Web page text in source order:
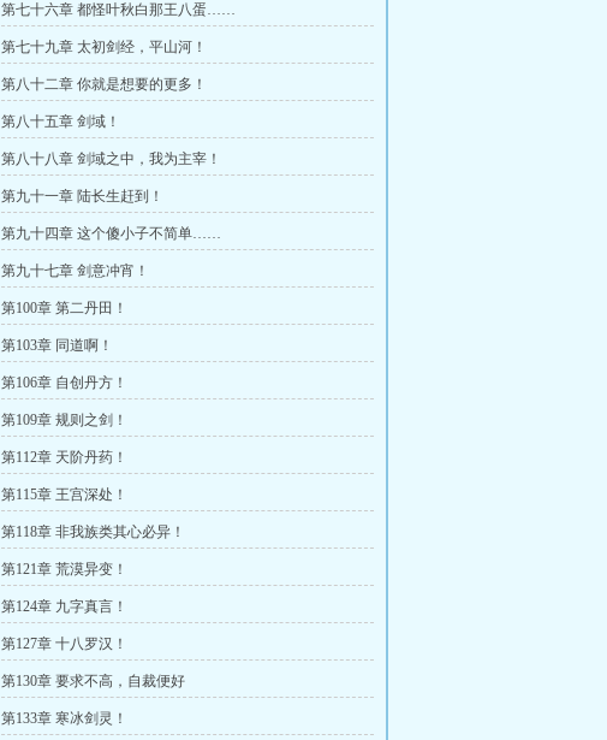
第七十六章 都怪叶秋白那王八蛋……
第七十九章 太初剑经，平山河！
第八十二章 你就是想要的更多！
第八十五章 剑域！
第八十八章 剑域之中，我为主宰！
第九十一章 陆长生赶到！
第九十四章 这个傻小子不简单……
第九十七章 剑意冲宵！
第100章 第二丹田！
第103章 同道啊！
第106章 自创丹方！
第109章 规则之剑！
第112章 天阶丹药！
第115章 王宫深处！
第118章 非我族类其心必异！
第121章 荒漠异变！
第124章 九字真言！
第127章 十八罗汉！
第130章 要求不高，自裁便好
第133章 寒冰剑灵！